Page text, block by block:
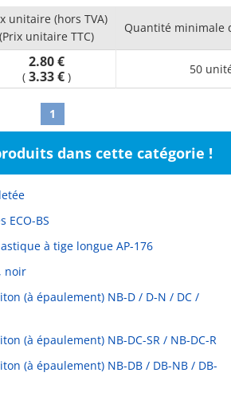
type A), 49° (IRHD reference value)
type A), 63° (IRHD reference value)
unitaire (hors TVA)
(Prix unitaire TTC)
Quantité minimale
2.80 €
( 3.33 € )
50
1
dans cette catégorie !
ECO-BS
à tige longue AP-176
noir
(à épaulement) NB-D / D-N / DC /
(à épaulement) NB-DC-SR / NB-DC-R
(à épaulement) NB-DB / DB-NB / DB-